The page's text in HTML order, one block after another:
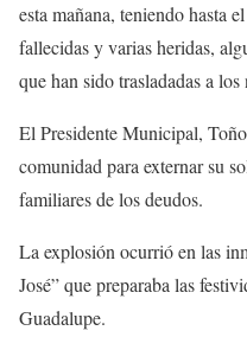
esta mañana, teniendo hasta
fallecidas y varias heridas,
que han sido trasladadas a
El Presidente Municipal,
comunidad para externar su
familiares de los deudos.
La explosión ocurrió en las
José” que preparaba las
Guadalupe.